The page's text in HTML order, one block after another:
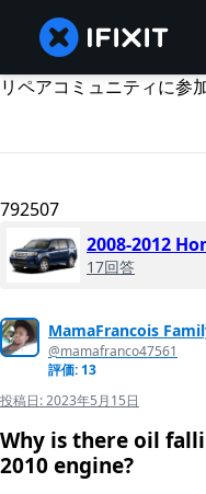
リペアコミュニティに参
792507
2008-2012
17回答
MamaFrancois
@mamafranco47561
評価: 13
投稿日:2023年5月15日
Why is there oil
2010 engine?